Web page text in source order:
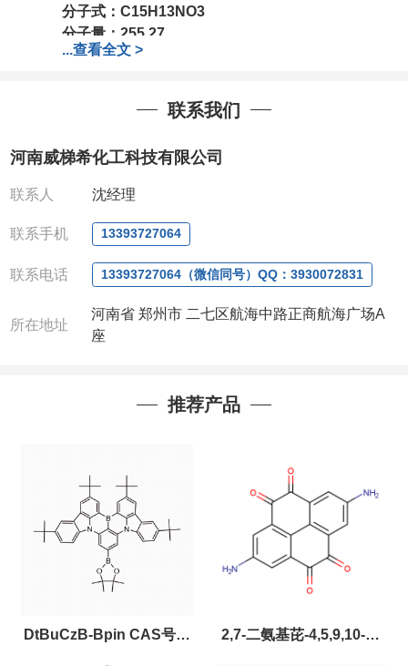
分子式： C15H13NO3
分子量： 255.27
包装：1Mg ; 5Mg;10Mg ;100Mg;250Mg ;500Mg
我司对高校及科研单位先发货和
作中有用到的试剂,欢迎前来询购,如若出现质量问题,
63377391/13393727064
QQ:3930072831
联系人: 沈晓东(欢迎致电,或QQ、微信联系)
...查看全文 >
联系我们
河南威梯希化工科技有限公司
联系人 沈经理
联系手机 13393727064
联系电话 13393727064（微信同号）QQ：3930072831
所在地址
河南省 郑州市 二七区航海中路正商航海广场A
座
推荐产品
DtBuCzB-Bpin CAS号： 2,7-二氨基芘-4,5,9,10-四